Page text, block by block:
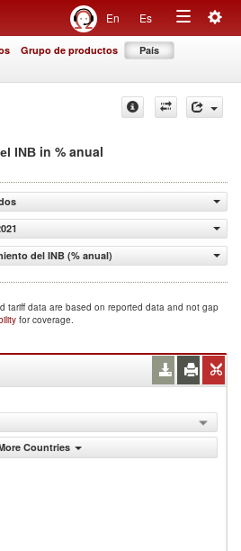
En Es
Toggle
Grupo de productos País
INB in % anual
del INB (% anual)
tariff data are based on reported data and not gap
for coverage.
Countries